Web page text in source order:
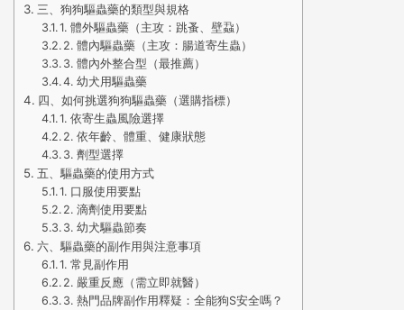
三、狗狗驅蟲藥的類型與規格
1. 體外驅蟲藥（主攻：跳蚤、壁蝨）
2. 體內驅蟲藥（主攻：腸道寄生蟲）
3. 體內外整合型（最推薦）
4. 幼犬用驅蟲藥
四、如何挑選狗狗驅蟲藥（選購指標）
1. 依寄生蟲風險選擇
2. 依年齡、體重、健康狀態
3. 劑型選擇
五、驅蟲藥的使用方式
1. 口服使用要點
2. 滴劑使用要點
3. 幼犬驅蟲節奏
六、驅蟲藥的副作用與注意事項
1. 常見副作用
2. 嚴重反應（需立即就醫）
3. 熱門品牌副作用釋疑：全能狗S安全嗎？